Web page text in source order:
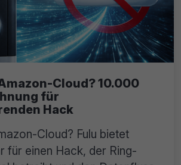
Cloud? 10.000
für
Hack
Cloud? Fulu bietet
für einen Hack, der Ring-